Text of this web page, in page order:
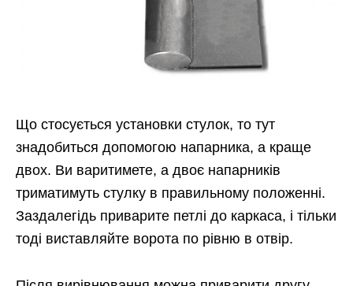
Що стосується установки стулок, то тут
знадобиться допомогою напарника, а краще
двох. Ви варитимете, а двоє напарників
триматимуть стулку в правильному положенні.
Заздалегідь приварите петлі до каркаса, і тільки
тоді виставляйте ворота по рівню в отвір.